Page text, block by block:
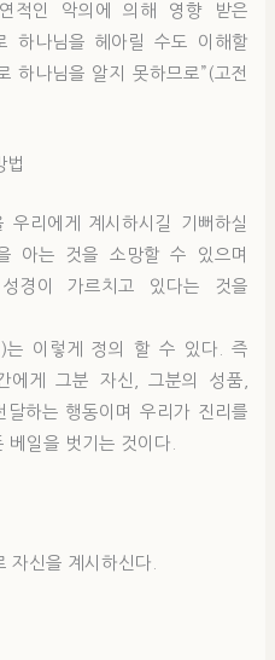
적인 악의에 의해 영향 받은
하나님을 헤아릴 수도 이해할
하나님을 알지 못하므로”(고전
법
우리에게 계시하시길 기뻐하실
아는 것을 소망할 수 있으며
경이 가르치고 있다는 것을
이렇게 정의 할 수 있다. 즉
에게 그분 자신, 그분의 성품,
하는 행동이며 우리가 진리를
일을 벗기는 것이다.
자신을 계시하신다.